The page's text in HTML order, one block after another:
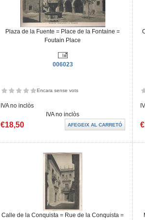
Plaza de la Fuente = Place de la Fontaine =
Foutain Place
006023
Encara sense vots
IVA no inclòs
IVA no inclòs
€18,50
Calle de la Conquista = Rue de la Conquista =